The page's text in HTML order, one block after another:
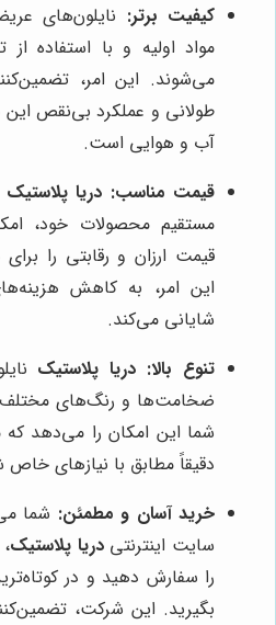
کیفیت برتر: نایلون‌های
مواد اولیه و با استفاده از
می‌شوند. این امر،
طولانی و عملکرد بی‌نقص
آب و هوایی است.
قیمت مناسب: دریا پلاستیک
مستقیم محصولات خود،
قیمت ارزان و رقابتی را
این امر، به کاهش
شایانی می‌کند.
تنوع بالا: دریا پلاستیک
ضخامت‌ها و رنگ‌های مختلف
شما این امکان را می‌دهد
دقیقاً مطابق با نیازهای خاص
خرید آسان و مطمئن: شما
سایت اینترنتیدریا پلاستیک
را سفارش دهید و در
بگیرید. این شرکت،